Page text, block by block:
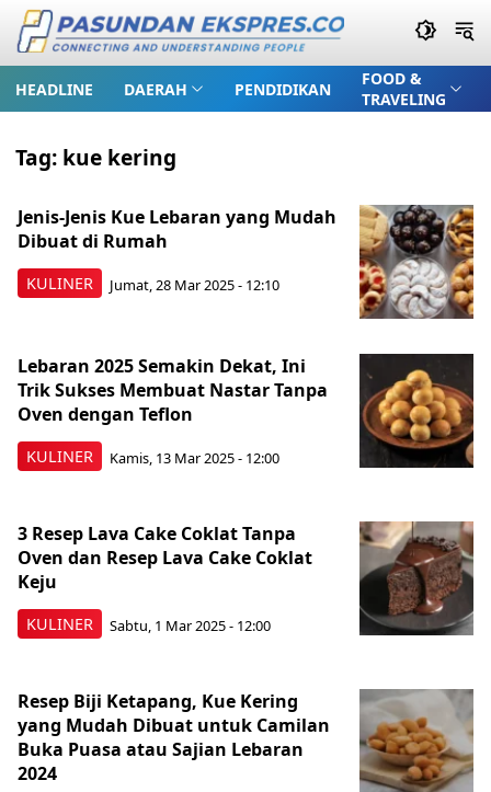
HEADLINE DAERAH PENDIDIKAN
FOOD &
TRAVELING
Tag: kue kering
KULINER
Jenis-Jenis Kue Lebaran yang Mudah
Dibuat di Rumah
Jumat, 28 Mar 2025 - 12:10
KULINER
Lebaran 2025 Semakin Dekat, Ini
Trik Sukses Membuat Nastar Tanpa
Oven dengan Teflon
Kamis, 13 Mar 2025 - 12:00
KULINER
3 Resep Lava Cake Coklat Tanpa
Oven dan Resep Lava Cake Coklat
Keju
Sabtu, 1 Mar 2025 - 12:00
Resep Biji Ketapang, Kue Kering
yang Mudah Dibuat untuk Camilan
Buka Puasa atau Sajian Lebaran
2024